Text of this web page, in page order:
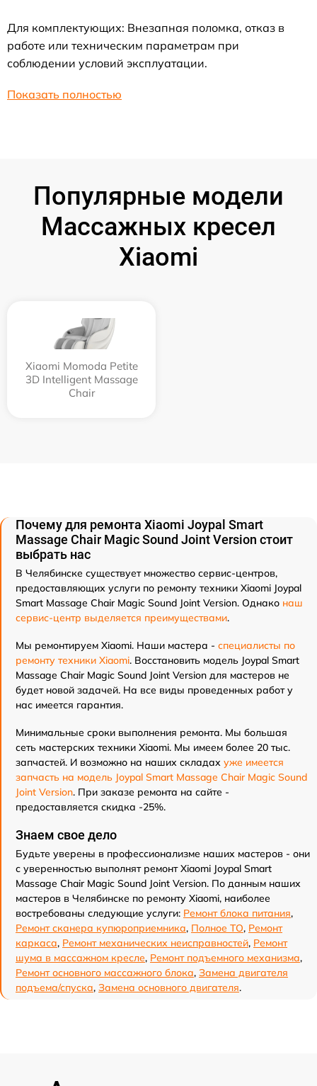
Для комплектующих: Внезапная поломка, отказ в
работе или техническим параметрам при
соблюдении условий эксплуатации.
Показать полностью
Популярные модели
Массажных кресел
Xiaomi
Xiaomi Momoda Petite
3D Intelligent Massage
Chair
Почему для ремонта Xiaomi Joypal Smart
Massage Chair Magic Sound Joint Version стоит
выбрать нас
В Челябинске существует множество сервис-центров,
предоставляющих услуги по ремонту техники Xiaomi Joypal
Smart Massage Chair Magic Sound Joint Version. Однако наш
сервис-центр выделяется преимуществами.
Мы ремонтируем Xiaomi. Наши мастера - специалисты по
ремонту техники Xiaomi. Восстановить модель Joypal Smart
Massage Chair Magic Sound Joint Version для мастеров не
будет новой задачей. На все виды проведенных работ у
нас имеется гарантия.
Минимальные сроки выполнения ремонта. Мы большая
сеть мастерских техники Xiaomi. Мы имеем более 20 тыс.
запчастей. И возможно на наших складах уже имеется
запчасть на модель Joypal Smart Massage Chair Magic Sound
Joint Version. При заказе ремонта на сайте -
предоставляется скидка -25%.
Знаем свое дело
Будьте уверены в профессионализме наших мастеров - они
с уверенностью выполнят ремонт Xiaomi Joypal Smart
Massage Chair Magic Sound Joint Version. По данным наших
мастеров в Челябинске по ремонту Xiaomi, наиболее
востребованы следующие услуги: Ремонт блока питания,
Ремонт сканера купюроприемника, Полное ТО, Ремонт
каркаса, Ремонт механических неисправностей, Ремонт
шума в массажном кресле, Ремонт подъемного механизма,
Ремонт основного массажного блока, Замена двигателя
подъема/спуска, Замена основного двигателя.